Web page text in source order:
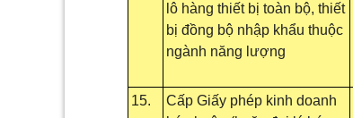
lô hàng thiết bị toàn bộ, thiết
bị đồng bộ nhập khẩu thuộc
ngành năng lượng
15.
Cấp Giấy phép kinh doanh